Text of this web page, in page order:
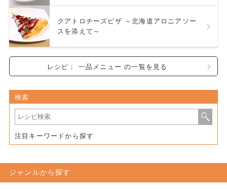
クアトロチーズピザ ～北海道アロニアソー
スを添えて～
レシピ： 一品メニュー の一覧を見る
検索
注目キーワードから探す
ジャンルから探す